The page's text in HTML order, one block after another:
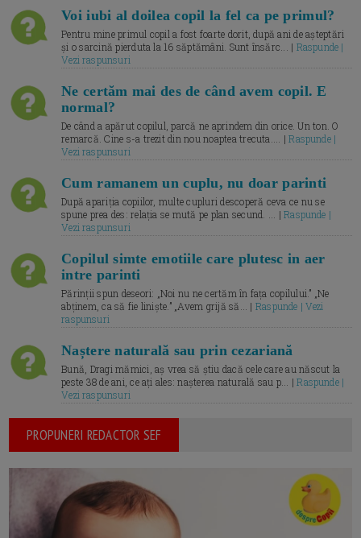
Voi iubi al doilea copil la fel ca pe primul?
Pentru mine primul copil a fost foarte dorit, după ani de așteptări
și o sarcină pierduta la 16 săptămâni. Sunt însărc... | Raspunde |
Vezi raspunsuri
Ne certăm mai des de când avem copil. E
normal?
De când a apărut copilul, parcă ne aprindem din orice. Un ton. O
remarcă. Cine s-a trezit din nou noaptea trecuta.... |Raspunde |
Vezi raspunsuri
Cum ramanem un cuplu, nu doar parinti
După apariția copiilor, multe cupluri descoperă ceva ce nu se
spune prea des: relația se mută pe plan secund. ... |Raspunde |
Vezi raspunsuri
Copilul simte emotiile care plutesc in aer
intre parinti
Părinții spun deseori: „Noi nu ne certăm în fața copilului.” „Ne
abținem, ca să fie liniște.” „Avem grijă să... | Raspunde | Vezi
raspunsuri
Naștere naturală sau prin cezariană
Bună, Dragi mămici, aș vrea să știu dacă cele care au născut la
peste 38 de ani, ce ați ales: nașterea naturală sau p... |Raspunde |
Vezi raspunsuri
PROPUNERI REDACTOR SEF